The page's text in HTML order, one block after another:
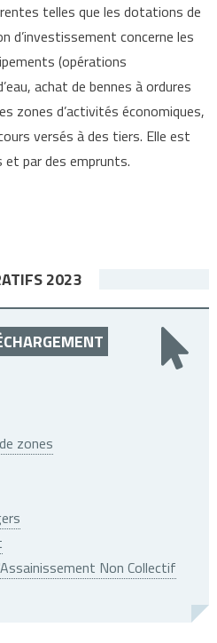
telles que les dotations de
d’investissement concerne les
(opérations
achat de bennes à ordures
zones d’activités économiques,
versés à des tiers. Elle est
et par des emprunts.
2023
zones
Non Collectif